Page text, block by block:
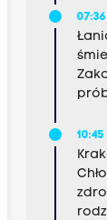
07:36
10:45